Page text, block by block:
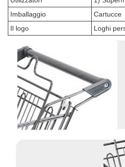
Imballaggio
Cartucce
Il logo
Loghi